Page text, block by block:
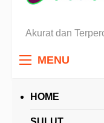
Berita
Akurat dan
MENU
HOME
HEADLINES